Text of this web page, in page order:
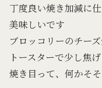
丁度良い焼き加減に
美味しいです
ブロッコリーのチー
トースターで少し焦
焼き目って、何かそ